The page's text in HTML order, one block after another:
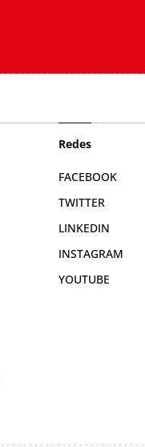
Redes
FACEBOOK
TWITTER
LINKEDIN
INSTAGRAM
YOUTUBE